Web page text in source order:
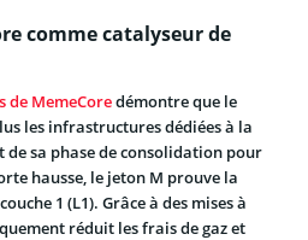
comme catalyseur de
de MemeCoredémontre que le
les infrastructures dédiées à la
de sa phase de consolidation pour
hausse, le jeton M prouve la
1 (L1). Grâce à des mises à
réduit les frais de gaz et